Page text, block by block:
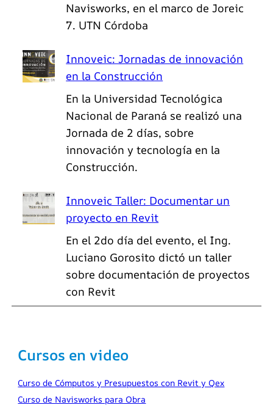
Navisworks, en el marco de Joreic
7. UTN Córdoba
Innoveic: Jornadas de innovación
en la Construcción
En la Universidad Tecnológica
Nacional de Paraná se realizó una
Jornada de 2 días, sobre
innovación y tecnología en la
Construcción.
Innoveic Taller: Documentar un
proyecto en Revit
En el 2do día del evento, el Ing.
Luciano Gorosito dictó un taller
sobre documentación de proyectos
con Revit
Cursos en video
Curso de Cómputos y Presupuestos con Revit y Qex
Curso de Navisworks para Obra